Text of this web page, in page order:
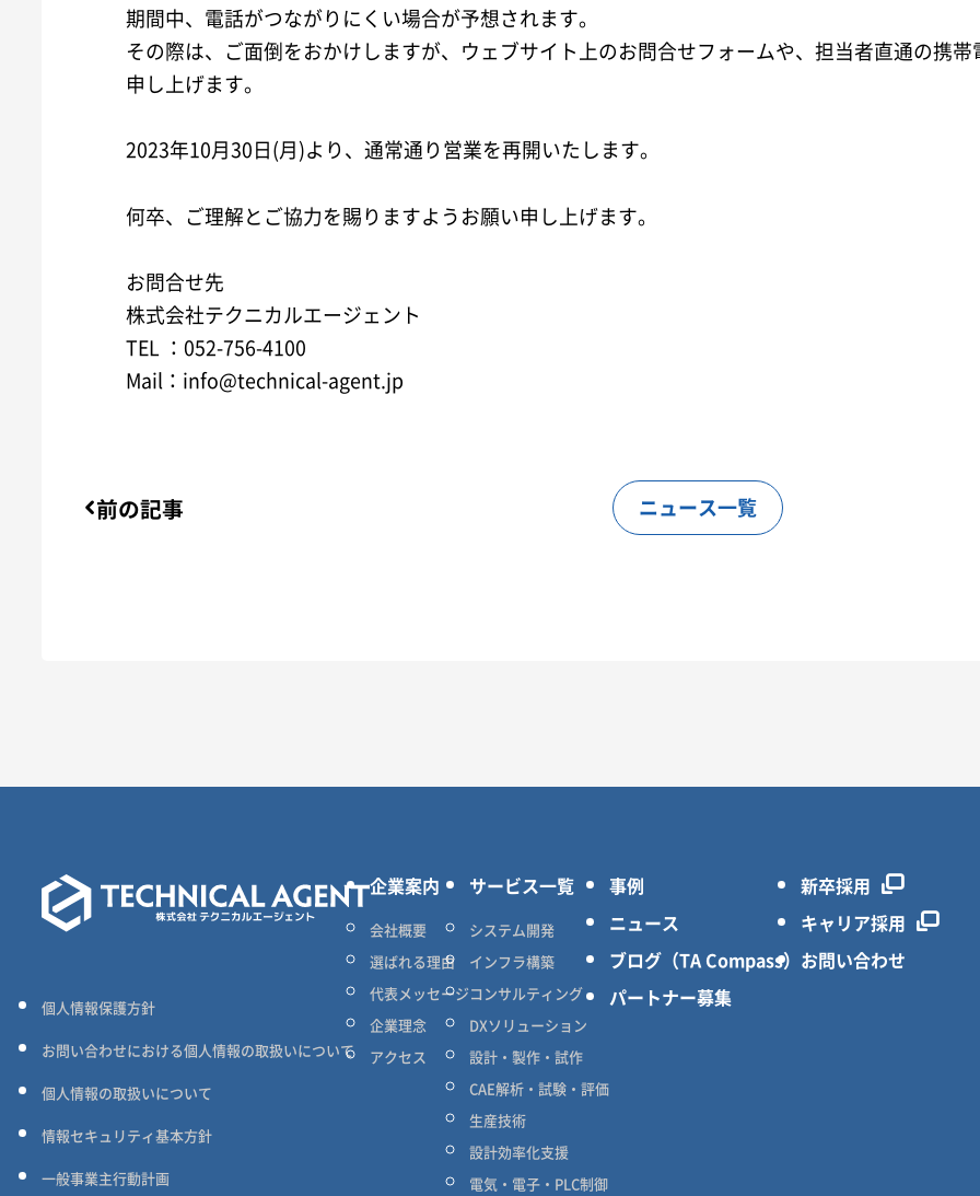
期間中、電話がつながりにくい場合が予想されます。
その際は、ご面倒をおかけしますが、ウェブサイト上のお問合せフォームや、担当者直通の携
申し上げます。
2023年10月30日(月)より、通常通り営業を再開いたします。
何卒、ご理解とご協力を賜りますようお願い申し上げます。
お問合せ先
株式会社テクニカルエージェント
TEL ：052-756-4100
Mail：info@technical-agent.jp
ニュース一覧
前の記事
個人情報保護方針
お問い合わせにおける個人情報の取扱いについて
個人情報の取扱いについて
情報セキュリティ基本方針
一般事業主行動計画
企業案内
会社概要
選ばれる理由
代表メッセージ
企業理念
アクセス
サービス一覧
システム開発
インフラ構築
コンサルティング
DXソリューション
設計・製作・試作
CAE解析・試験・評価
生産技術
設計効率化支援
電気・電子・PLC制御
事例
ニュース
ブログ（TA Compass）
パートナー募集
新卒採用
キャリア採用
お問い合わせ